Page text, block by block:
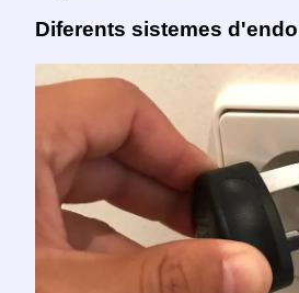
Diferents sistemes d'endoll